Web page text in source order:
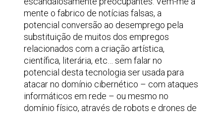
mente o fabrico de notícias falsas, a
potencial conversão ao desemprego pela
substituição de muitos dos empregos
relacionados com a criação artística,
científica, literária, etc… sem falar no
potencial desta tecnologia ser usada para
atacar no domínio cibernético – com ataques
informáticos em rede – ou mesmo no
domínio físico, através de robots e drones de